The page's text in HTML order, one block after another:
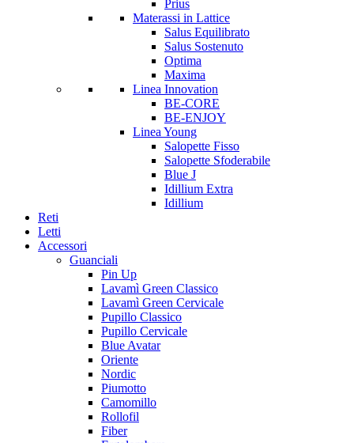
Prius
Materassi in Lattice
Salus Equilibrato
Salus Sostenuto
Optima
Maxima
Linea Innovation
BE-CORE
BE-ENJOY
Linea Young
Salopette Fisso
Salopette Sfoderabile
Blue J
Idillium Extra
Idillium
Reti
Letti
Accessori
Guanciali
Pin Up
Lavamì Green Classico
Lavamì Green Cervicale
Pupillo Classico
Pupillo Cervicale
Blue Avatar
Oriente
Nordic
Piumotto
Camomillo
Rollofil
Fiber